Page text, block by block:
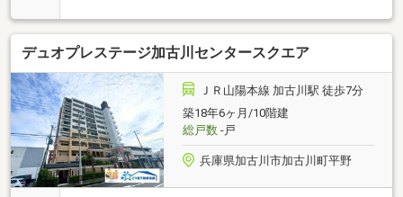
デュオプレステージ加古川センタースクエア
ＪＲ山陽本線 加古川駅 徒歩7分
築18年6ヶ月/10階建
総戸数-戸
兵庫県加古川市加古川町平野